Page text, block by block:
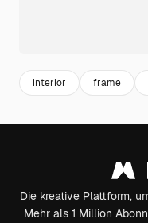
interior frame
Die kreative Plattform,
Mehr als 1 Million